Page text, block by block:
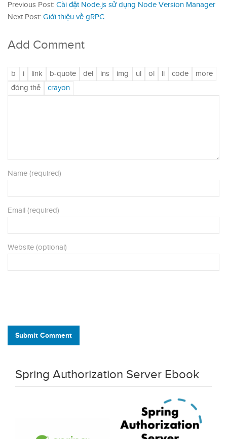
Previous Post: Cài đặt Node.js sử dụng Node Version Manager
Next Post: Giới thiệu về gRPC
Add Comment
Name (required)
Email (required)
Website (optional)
Submit Comment
Spring Authorization Server Ebook